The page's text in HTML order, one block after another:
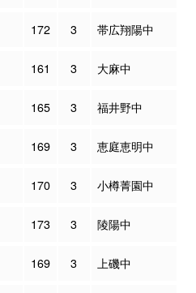
172 3 帯広翔陽中
161 3 大麻中
165 3 福井野中
169 3 恵庭恵明中
170 3 小樽菁園中
173 3 陵陽中
169 3 上磯中